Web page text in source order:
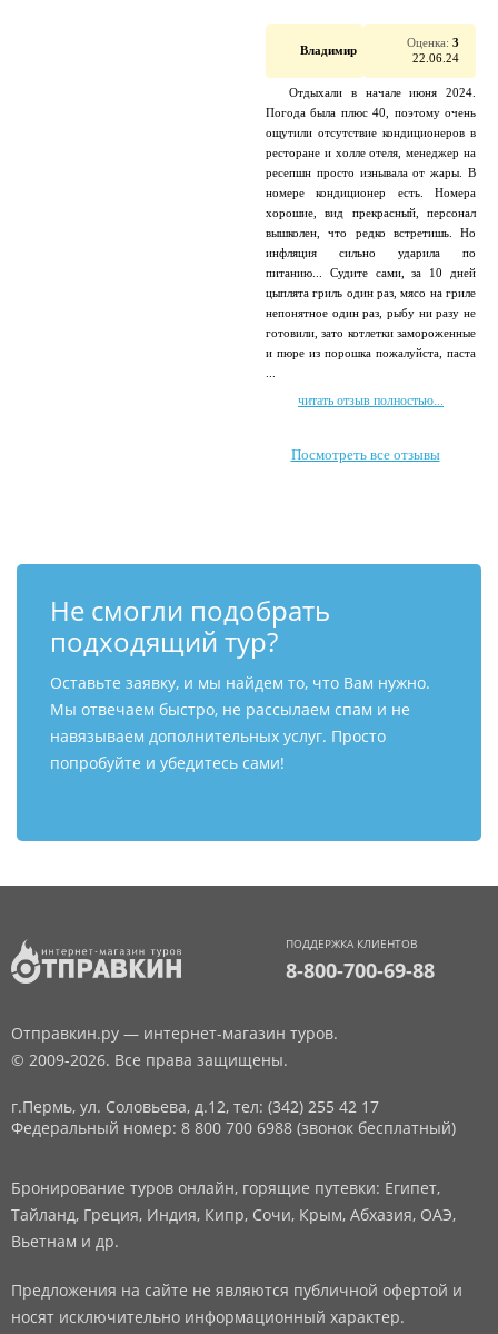
Владимир
Оценка: 3
22.06.24
Отдыхали в начале июня 2024.
Погода была плюс 40, поэтому очень
ощутили отсутствие кондиционеров в
ресторане и холле отеля, менеджер на
ресепшн просто изнывала от жары. В
номере кондиционер есть. Номера
хорошие, вид прекрасный, персонал
вышколен, что редко встретишь. Но
инфляция сильно ударила по
питанию... Судите сами, за 10 дней
цыплята гриль один раз, мясо на гриле
непонятное один раз, рыбу ни разу не
готовили, зато котлетки замороженные
и пюре из порошка пожалуйста, паста
читать отзыв полностью...
Посмотреть все отзывы
Не смогли подобрать
подходящий тур?
Оставьте заявку, и мы найдем то, что Вам нужно.
Мы отвечаем быстро, не рассылаем спам и не
навязываем дополнительных услуг. Просто
попробуйте и убедитесь сами!
ПОДДЕРЖКА КЛИЕНТОВ
8-800-700-69-88
Отправкин.ру — интернет-магазин туров.
© 2009-2026. Все права защищены.
г.Пермь, ул. Соловьева, д.12, тел: (342) 255 42 17
Федеральный номер: 8 800 700 6988 (звонок бесплатный)
Бронирование туров онлайн, горящие путевки: Египет,
Тайланд, Греция, Индия, Кипр, Сочи, Крым, Абхазия, ОАЭ,
Вьетнам и др.
Предложения на сайте не являются публичной офертой и
носят исключительно информационный характер.